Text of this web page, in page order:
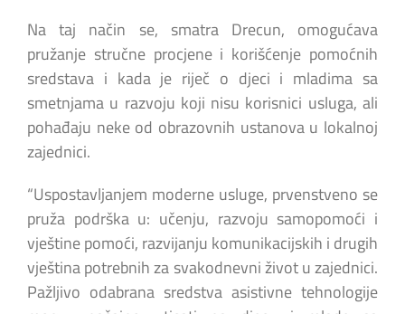
Na taj način se, smatra Drecun, omogućava
pružanje stručne procjene i korišćenje pomoćnih
sredstava i kada je riječ o djeci i mladima sa
smetnjama u razvoju koji nisu korisnici usluga, ali
pohađaju neke od obrazovnih ustanova u lokalnoj
zajednici.
“Uspostavljanjem moderne usluge, prvenstveno se
pruža podrška u: učenju, razvoju samopomoći i
vještine pomoći, razvijanju komunikacijskih i drugih
vještina potrebnih za svakodnevni život u zajednici.
Pažljivo odabrana sredstva asistivne tehnologije